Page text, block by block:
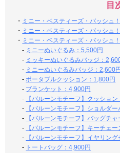
目
・ ミニー・ベスティーズ・バッシュ
・ ミニー・ベスティーズ・バッシュ
・ ミニー・ベスティーズ・バッシュ
- ミニーぬいぐるみ：5,500円
- ミッキーぬいぐるみバッジ：
- ミニーぬいぐるみバッジ：2,600円
-ポータブルクッション：1,800円
- ブランケット：4,900円
-
【バルーンモチーフ】クッショ
-
【バルーンモチーフ】ショルダ
-
【バルーンモチーフ】バッグチ
-
【バルーンモチーフ】キーチェ
-
【バルーンモチーフ】イヤリン
- トートバッグ：4,900円